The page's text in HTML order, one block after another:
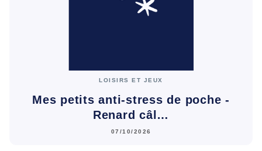
LOISIRS ET JEUX
Mes petits anti-stress de poche -
Renard câl…
07/10/2026